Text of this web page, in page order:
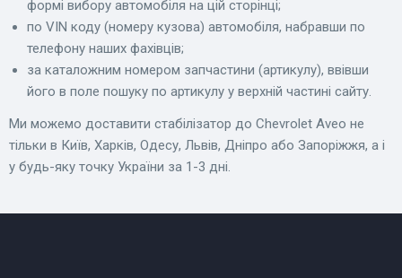
формі вибору автомобіля на цій сторінці;
по VIN коду (номеру кузова) автомобіля, набравши по
телефону наших фахівців;
за каталожним номером запчастини (артикулу), ввівши
його в поле пошуку по артикулу у верхній частині сайту.
Ми можемо доставити стабілізатор до Chevrolet Aveo не
тільки в Київ, Харків, Одесу, Львів, Дніпро або Запоріжжя, а і
у будь-яку точку України за 1-3 дні.